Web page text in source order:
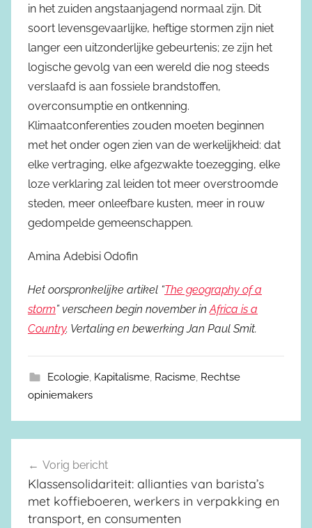
in het zuiden angstaanjagend normaal zijn. Dit
soort levensgevaarlijke, heftige stormen zijn niet
langer een uitzonderlijke gebeurtenis; ze zijn het
logische gevolg van een wereld die nog steeds
verslaafd is aan fossiele brandstoffen,
overconsumptie en ontkenning.
Klimaatconferenties zouden moeten beginnen
met het onder ogen zien van de werkelijkheid: dat
elke vertraging, elke afgezwakte toezegging, elke
loze verklaring zal leiden tot meer overstroomde
steden, meer onleefbare kusten, meer in rouw
gedompelde gemeenschappen.
Amina Adebisi Odofin
Het oorspronkelijke artikel “The geography of a
storm” verscheen begin november inAfrica is a
Country. Vertaling en bewerking Jan Paul Smit.
Ecologie, Kapitalisme, Racisme, Rechtse
opiniemakers
Berichtnavigatie
Vorig bericht
Klassensolidariteit: allianties van barista’s
met koffieboeren, werkers in verpakking en
transport, en consumenten